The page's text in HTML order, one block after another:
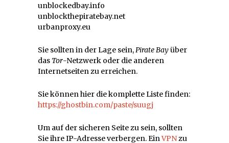
unblockedbay.info
unblockthepiratebay.net
urbanproxy.eu
Sie sollten in der Lage sein,Pirate Bayüber
das Tor-Netzwerk oder die anderen
Internetseiten zu erreichen.
Sie können hier die komplette Liste finden:
https://ghostbin.com/paste/suugj
Um auf der sicheren Seite zu sein, sollten
Sie ihre IP-Adresse verbergen. EinVPNzu